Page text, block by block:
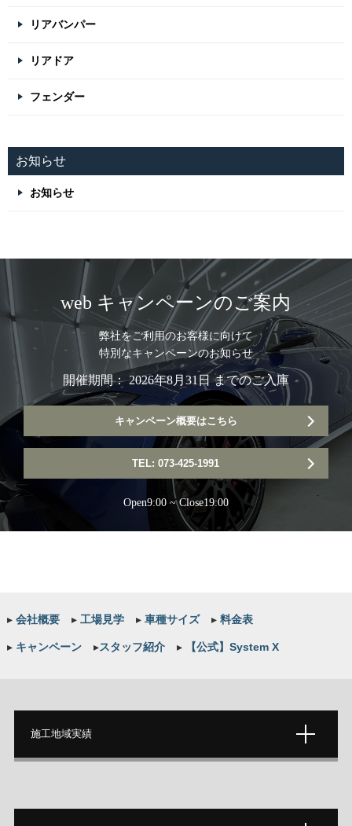
リアバンパー
リアドア
フェンダー
お知らせ
お知らせ
web キャンペーンのご案内
弊社をご利用のお客様に向けて
特別なキャンペーンのお知らせ
開催期間： 2026年8月31日 までのご入庫
キャンペーン概要はこちら
TEL: 073-425-1991
Open9:00 ~ Close19:00
▸会社概要 ▸工場見学 ▸車種サイズ ▸料金表
▸キャンペーン ▸スタッフ紹介 ▸【公式】System X
施工地域実績